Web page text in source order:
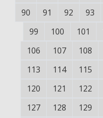
90
91 92 93
99
100 101
106
107 108
113
114 115
120
121 122
127
128 129